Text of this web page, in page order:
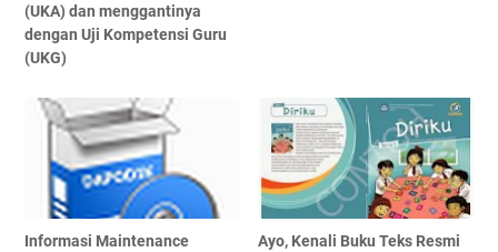
(UKA) dan menggantinya
dengan Uji Kompetensi Guru
(UKG)
Informasi Maintenance
Ayo, Kenali Buku Teks Resmi